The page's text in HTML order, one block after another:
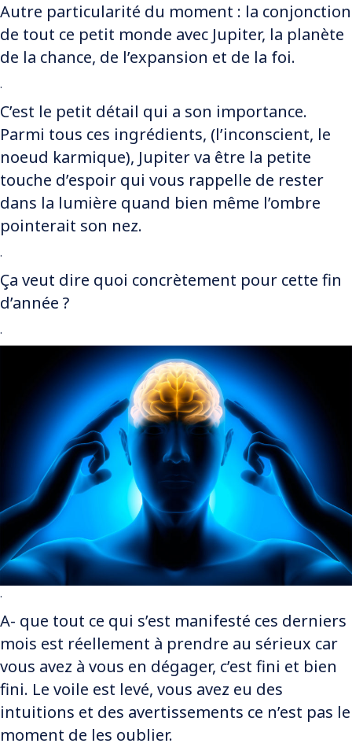
Autre particularité du moment : la conjonction
de tout ce petit monde avec Jupiter, la planète
de la chance, de l’expansion et de la foi.
.
C’est le petit détail qui a son importance.
Parmi tous ces ingrédients, (l’inconscient, le
noeud karmique), Jupiter va être la petite
touche d’espoir qui vous rappelle de rester
dans la lumière quand bien même l’ombre
pointerait son nez.
.
Ça veut dire quoi concrètement pour cette fin
d’année ?
.
.
A- que tout ce qui s’est manifesté ces derniers
mois est réellement à prendre au sérieux car
vous avez à vous en dégager, c’est fini et bien
fini. Le voile est levé, vous avez eu des
intuitions et des avertissements ce n’est pas le
moment de les oublier.